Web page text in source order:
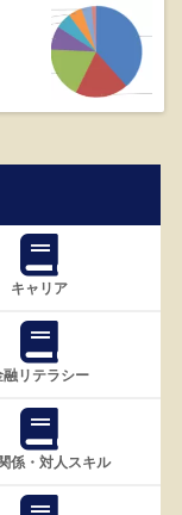
キャリア
融リテラシー
係・対人スキル